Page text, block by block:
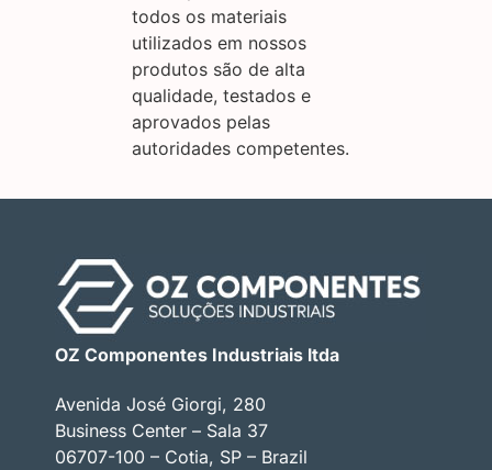
todos os materiais
utilizados em nossos
produtos são de alta
qualidade, testados e
aprovados pelas
autoridades competentes.
OZ Componentes Industriais ltda
Avenida José Giorgi, 280
Business Center – Sala 37
06707-100 – Cotia, SP – Brazil